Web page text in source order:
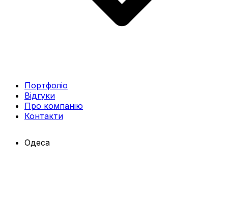
Портфоліо
Відгуки
Про компанію
Контакти
Одеса